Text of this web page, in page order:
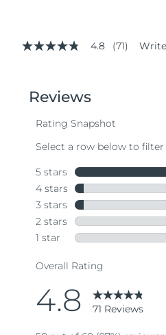
4.8
stars,
average
value.
Same
page
link.
4.8 (71)